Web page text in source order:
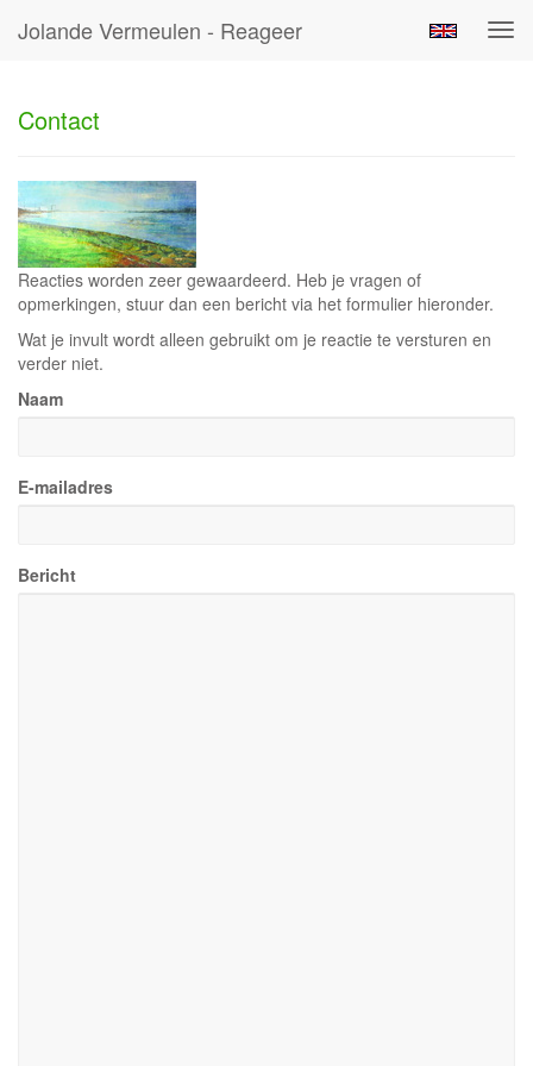
Jolande Vermeulen - Reageer
Contact
Reacties worden zeer gewaardeerd. Heb je vragen of
opmerkingen, stuur dan een bericht via het formulier hieronder.
Wat je invult wordt alleen gebruikt om je reactie te versturen en
verder niet.
Naam
E-mailadres
Bericht